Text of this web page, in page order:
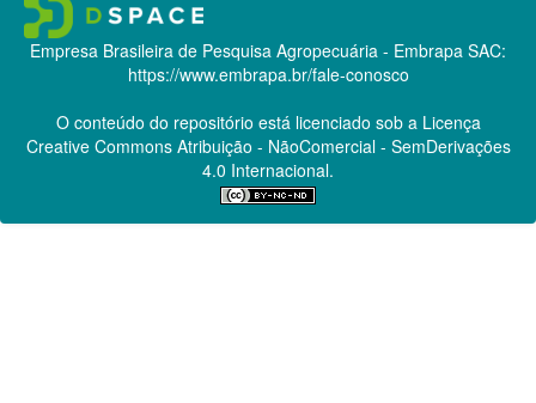
Empresa Brasileira de Pesquisa Agropecuária - Embrapa SAC:
https://www.embrapa.br/fale-conosco
O conteúdo do repositório está licenciado sob a Licença
Creative CommonsAtribuição - NãoComercial - SemDerivações
4.0 Internacional.